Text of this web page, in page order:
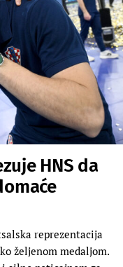
HNS da
reprezentacija
željenom medaljom.